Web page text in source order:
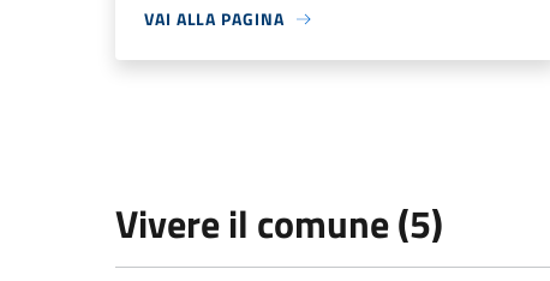
VAI ALLA PAGINA
Vivere il comune (5)